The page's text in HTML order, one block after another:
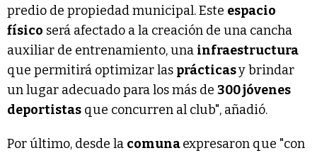
predio de propiedad municipal. Este espacio
físico será afectado a la creación de una cancha
auxiliar de entrenamiento, una infraestructura
que permitirá optimizar las prácticasy brindar
un lugar adecuado para los más de 300 jóvenes
deportistas que concurren al club", añadió.
Por último, desde la comunaexpresaron que "con